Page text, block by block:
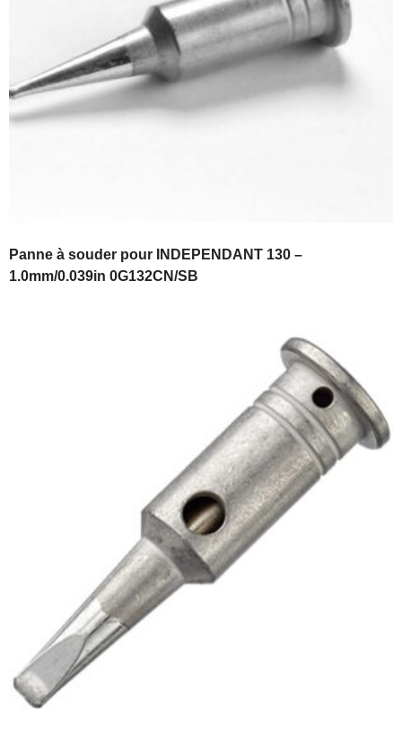
Panne à souder pour INDEPENDANT 130 –
1.0mm/0.039in 0G132CN/SB